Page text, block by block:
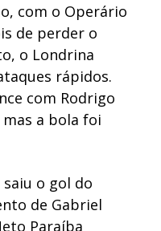
com o Operário
de perder o
o Londrina
rápidos.
com Rodrigo
a bola foi
o gol do
de Gabriel
Paraíba